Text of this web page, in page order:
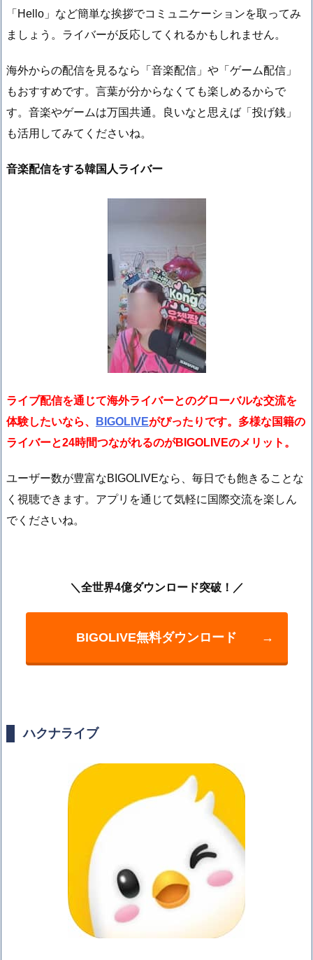
「Hello」など簡単な挨拶でコミュニケーションを取ってみ
ましょう。ライバーが反応してくれるかもしれません。
海外からの配信を見るなら「音楽配信」や「ゲーム配信」
もおすすめです。言葉が分からなくても楽しめるからで
す。音楽やゲームは万国共通。良いなと思えば「投げ銭」
も活用してみてくださいね。
音楽配信をする韓国人ライバー
ライブ配信を通じて海外ライバーとのグローバルな交流を
体験したいなら、
BIGOLIVEがぴったりです。多様な国籍の
ライバーと24時間つながれるのがBIGOLIVEのメリット。
ユーザー数が豊富なBIGOLIVEなら、毎日でも飽きることな
く視聴できます。アプリを通じて気軽に国際交流を楽しん
でくださいね。
＼全世界4億ダウンロード突破！／
BIGOLIVE無料ダウンロード →
ハクナライブ